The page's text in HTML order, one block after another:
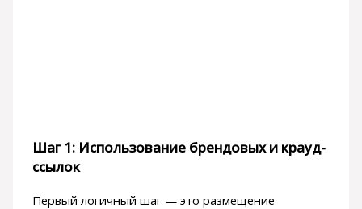
Шаг 1: Использование брендовых и крауд-
ссылок
Первый логичный шаг — это размещение